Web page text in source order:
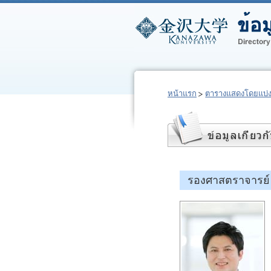
หน้าแรก ตารางแสดงโดยแ
รองศาสตราจาร